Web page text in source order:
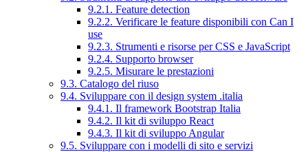
9.2.1. Feature detection
9.2.2. Verificare le feature disponibili con Can I
use
9.2.3. Strumenti e risorse per CSS e JavaScript
9.2.4. Supporto browser
9.2.5. Misurare le prestazioni
9.3. Catalogo del riuso
9.4. Sviluppare con il design system .italia
9.4.1. Il framework Bootstrap Italia
9.4.2. Il kit di sviluppo React
9.4.3. Il kit di sviluppo Angular
9.5. Sviluppare con i modelli di sito e servizi